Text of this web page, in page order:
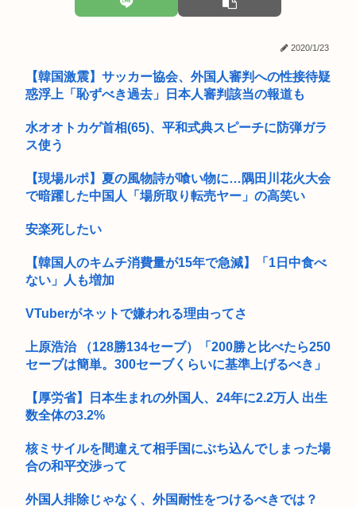
秋田県のエリート幹部、オンライン会見でバスローブ姿にタバ
撮影し...
181人
地震
白亜紀の3段階の食物連鎖が如実にわかる化石を発見
り...
AIに「ドラクエ5の昔風アニメを作って」と命令してできた作
品がこ...
『ポケモンカード』バンダイのカードゲームも転売対策に”マ
イナンバ...
高市早苗のニュース記事、コメント欄閉鎖…
2020/1/23
【韓国激震】サッカー協会、外国人審判への性接待疑
惑浮上「恥ずべき過去」日本人審判該当の報道も
水オオトカゲ首相(65)、平和式典スピーチに防弾ガラ
ス使う
【現場ルポ】夏の風物詩が喰い物に…隅田川花火大会
で暗躍した中国人「場所取り転売ヤー」の高笑い
安楽死したい
【韓国人のキムチ消費量が15年で急減】「1日中食べ
ない」人も増加
VTuberがネットで嫌われる理由ってさ
上原浩治 （128勝134セーブ）「200勝と比べたら250
セーブは簡単。300セーブくらいに基準上げるべき」
【厚労省】日本生まれの外国人、24年に2.2万人 出生
数全体の3.2%
核ミサイルを間違えて相手国にぶち込んでしまった場
合の和平交渉って
外国人排除じゃなく、外国耐性をつけるべきでは？